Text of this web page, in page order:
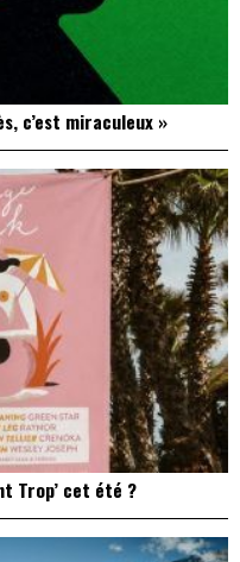
c’est miraculeux »
Trop’ cet été ?